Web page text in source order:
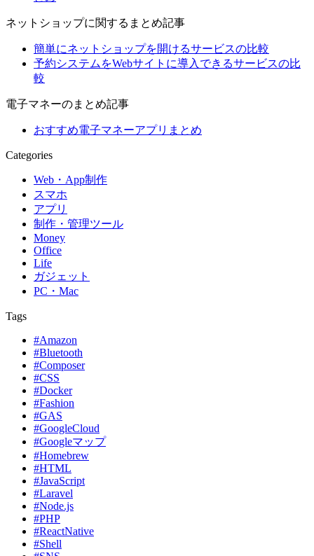
ネットショップに関するまとめ記事
簡単にネットショップを開けるサービスの比較
予約システムをWebサイトに導入できるサービスの比
較
電子マネーのまとめ記事
おすすめ電子マネーアプリまとめ
Categories
Web・App制作
スマホ
アプリ
制作・管理ツール
Money
Office
Life
ガジェット
PC・Mac
Tags
#Amazon
#Bluetooth
#Composer
#CSS
#Docker
#Fashion
#GAS
#GoogleCloud
#Googleマップ
#Homebrew
#HTML
#JavaScript
#Laravel
#Node.js
#PHP
#ReactNative
#Shell